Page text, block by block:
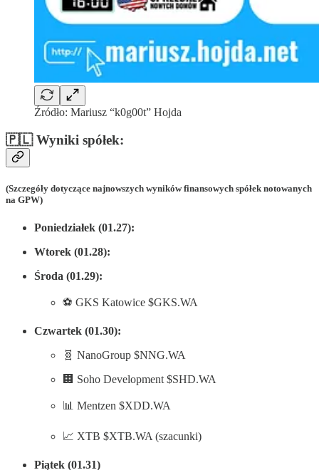
Źródło: Mariusz “k0g00t” Hojda
🇵🇱 Wyniki spółek:
(Szczegóły dotyczące najnowszych wyników finansowych spółek notowanych
na GPW)
Poniedziałek (01.27):
Wtorek (01.28):
Środa (01.29):
⚽️ GKS Katowice $GKS.WA
Czwartek (01.30):
🧬 NanoGroup $NNG.WA
🏢 Soho Development $SHD.WA
📊 Mentzen $XDD.WA
📈 XTB $XTB.WA (szacunki)
Piątek (01.31)